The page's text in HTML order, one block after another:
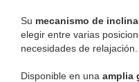
Su mecanismo de
elegir entre varias
necesidades de relajación.
Disponible en una amplia